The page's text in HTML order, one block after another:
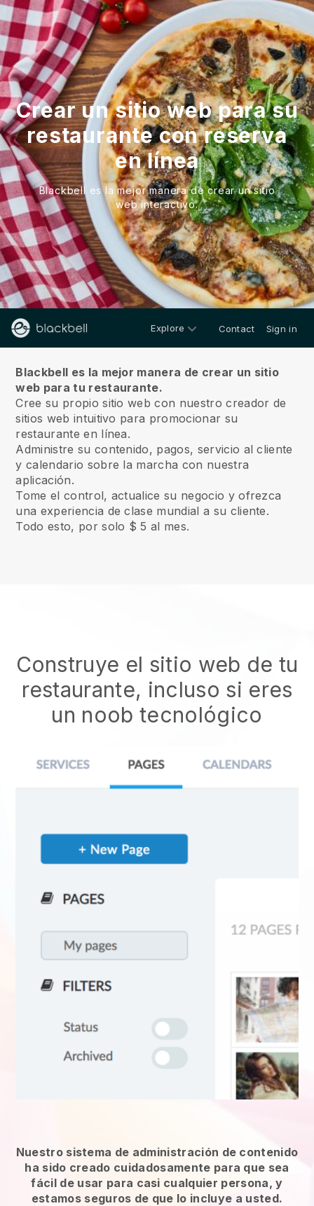
Crear un sitio web para su
restaurante con reserva
en línea
Blackbell es la mejor manera de crear un sitio
web interactivo.
Explore Contact Sign in
Blackbell es la mejor manera de crear un sitio
web para tu restaurante.
Cree su propio sitio web con nuestro creador de
sitios web intuitivo para promocionar su
restaurante en línea.
Administre su contenido, pagos, servicio al cliente
y calendario sobre la marcha con nuestra
aplicación.
Tome el control, actualice su negocio y ofrezca
una experiencia de clase mundial a su cliente.
Todo esto, por solo $ 5 al mes.
Construye el sitio web de tu
restaurante, incluso si eres
un noob tecnológico
Nuestro sistema de administración de contenido
ha sido creado cuidadosamente para que sea
fácil de usar para casi cualquier persona, y
estamos seguros de que lo incluye a usted.